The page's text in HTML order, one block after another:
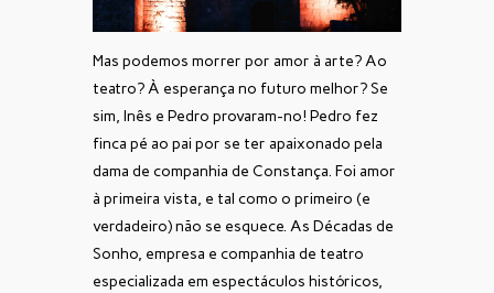
Mas podemos morrer por amor à arte? Ao
teatro? À esperança no futuro melhor? Se
sim, Inês e Pedro provaram-no! Pedro fez
finca pé ao pai por se ter apaixonado pela
dama de companhia de Constança. Foi amor
à primeira vista, e tal como o primeiro (e
verdadeiro) não se esquece. As Décadas de
Sonho, empresa e companhia de teatro
especializada em espectáculos históricos,